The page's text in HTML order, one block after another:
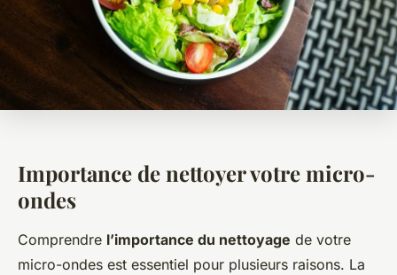
Importance de nettoyer votre micro-
ondes
Comprendre l’importance du nettoyage de votre
micro-ondes est essentiel pour plusieurs raisons. La